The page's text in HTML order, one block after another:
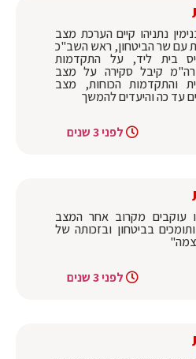
נתניהו קיים הערכת מצב
עם שר הביטחון, ראש השב"כ
בית ליד, על התקדמות
רה"מ קיבל סקירה על מצב
והתקדמות הכוחות, מצב
עד כה והיעדים להמשך
לפני 3 שנים
עוקבים מקרוב אחר המצב
בביטחון ובזכותה של
לפני 3 שנים